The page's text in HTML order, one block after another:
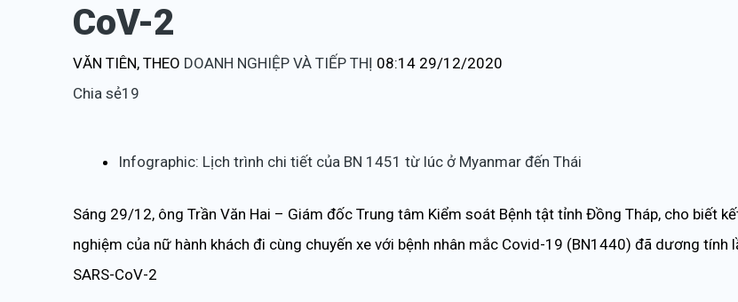
CoV-2
VĂN TIÊN, THEO DOANH NGHIỆP VÀ TIẾP THỊ 08:14 29/12/2020
Chia sẻ19
Infographic: Lịch trình chi tiết của BN 1451 từ lúc ở Myanmar đến Thái
Sáng 29/12, ông Trần Văn Hai – Giám đốc Trung tâm Kiểm soát Bệnh tật tỉnh Đồng Tháp, cho biết
nghiệm của nữ hành khách đi cùng chuyến xe với bệnh nhân mắc Covid-19 (BN1440) đã dương tính
SARS-CoV-2